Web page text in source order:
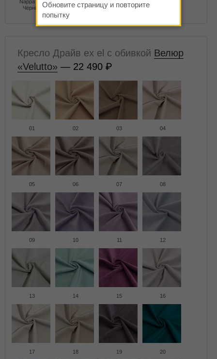
Nappa 999
Чёрный
Кресло Драйв ex el с обивкой Велюр
«Velutto» — 22 490
01 02 03 04
05 06 07 08
09 10 11 12
13 14 15 16
17 18 19 20
Обновите страницу и повторите
попытку